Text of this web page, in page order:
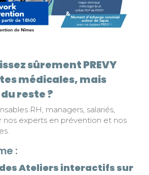
sûrement PREVY
médicales, mais
reste ?
RH, managers, salariés,
nos experts en prévention et nos
:
Ateliers interactifs sur